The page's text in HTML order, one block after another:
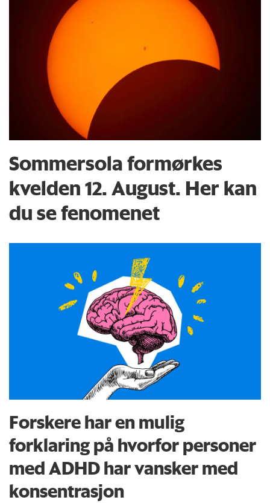
Sommersola formørkes
kvelden 12. August. Her kan
du se fenomenet
Forskere har en mulig
forklaring på hvorfor personer
med ADHD har vansker med
konsentrasjon